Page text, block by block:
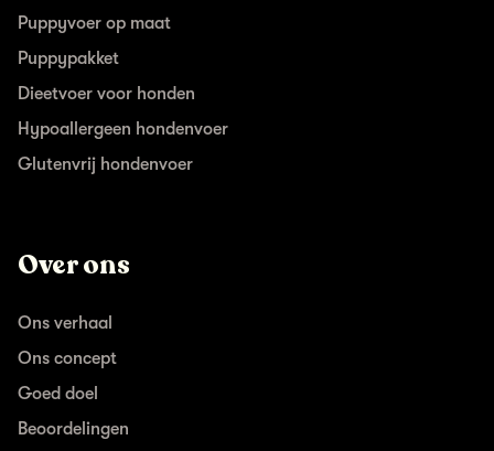
Puppyvoer op maat
Puppypakket
Dieetvoer voor honden
Hypoallergeen hondenvoer
Glutenvrij hondenvoer
Over ons
Ons verhaal
Ons concept
Goed doel
Beoordelingen